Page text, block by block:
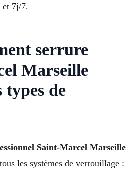
et 7j/7.
serrure
Marseille
types de
Saint-Marcel Marseille
les systèmes de verrouillage :